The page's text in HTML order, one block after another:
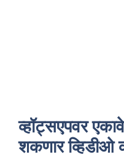
व्हॉट्सएपवर
शकणार व्हिडीओ